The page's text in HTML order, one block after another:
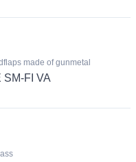
made of gunmetal
SM-FI VA